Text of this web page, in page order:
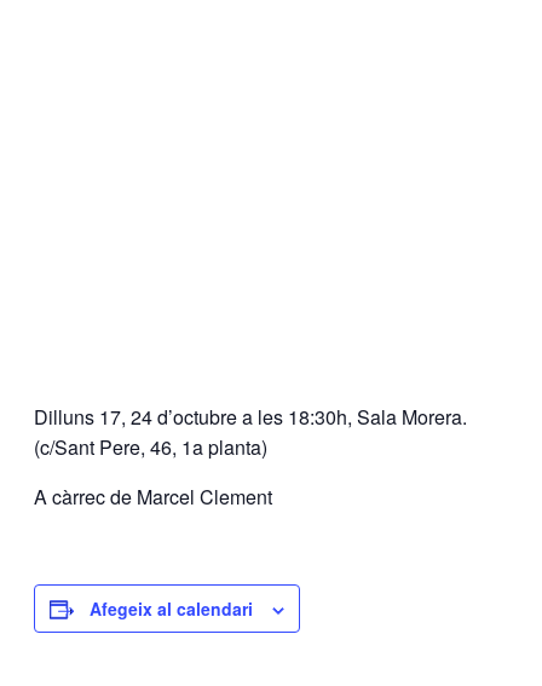
Dilluns 17, 24 d’octubre a les 18:30h, Sala Morera.
(c/Sant Pere, 46, 1a planta)
A càrrec de Marcel Clement
Afegeix al calendari